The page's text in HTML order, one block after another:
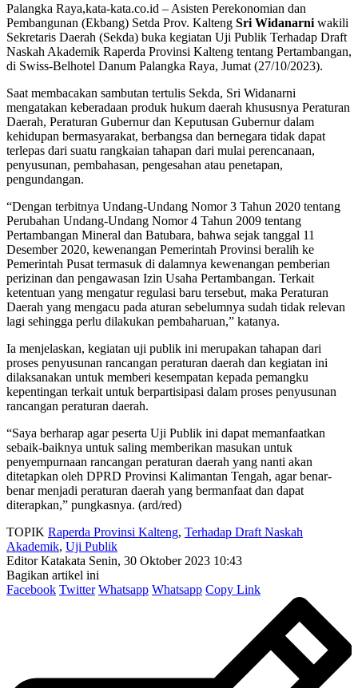
Palangka Raya,kata-kata.co.id – Asisten Perekonomian dan
Pembangunan (Ekbang) Setda Prov. Kalteng Sri Widanarni wakili
Sekretaris Daerah (Sekda) buka kegiatan Uji Publik Terhadap Draft
Naskah Akademik Raperda Provinsi Kalteng tentang Pertambangan,
di Swiss-Belhotel Danum Palangka Raya, Jumat (27/10/2023).
Saat membacakan sambutan tertulis Sekda, Sri Widanarni
mengatakan keberadaan produk hukum daerah khususnya Peraturan
Daerah, Peraturan Gubernur dan Keputusan Gubernur dalam
kehidupan bermasyarakat, berbangsa dan bernegara tidak dapat
terlepas dari suatu rangkaian tahapan dari mulai perencanaan,
penyusunan, pembahasan, pengesahan atau penetapan,
pengundangan.
“Dengan terbitnya Undang-Undang Nomor 3 Tahun 2020 tentang
Perubahan Undang-Undang Nomor 4 Tahun 2009 tentang
Pertambangan Mineral dan Batubara, bahwa sejak tanggal 11
Desember 2020, kewenangan Pemerintah Provinsi beralih ke
Pemerintah Pusat termasuk di dalamnya kewenangan pemberian
perizinan dan pengawasan Izin Usaha Pertambangan. Terkait
ketentuan yang mengatur regulasi baru tersebut, maka Peraturan
Daerah yang mengacu pada aturan sebelumnya sudah tidak relevan
lagi sehingga perlu dilakukan pembaharuan,” katanya.
Ia menjelaskan, kegiatan uji publik ini merupakan tahapan dari
proses penyusunan rancangan peraturan daerah dan kegiatan ini
dilaksanakan untuk memberi kesempatan kepada pemangku
kepentingan terkait untuk berpartisipasi dalam proses penyusunan
rancangan peraturan daerah.
“Saya berharap agar peserta Uji Publik ini dapat memanfaatkan
sebaik-baiknya untuk saling memberikan masukan untuk
penyempurnaan rancangan peraturan daerah yang nanti akan
ditetapkan oleh DPRD Provinsi Kalimantan Tengah, agar benar-
benar menjadi peraturan daerah yang bermanfaat dan dapat
diterapkan,” pungkasnya. (ard/red)
TOPIK Raperda Provinsi Kalteng, Terhadap Draft Naskah
Akademik, Uji Publik
Editor Katakata Senin, 30 Oktober 2023 10:43
Bagikan artikel ini
Facebook Twitter Whatsapp Whatsapp Copy Link